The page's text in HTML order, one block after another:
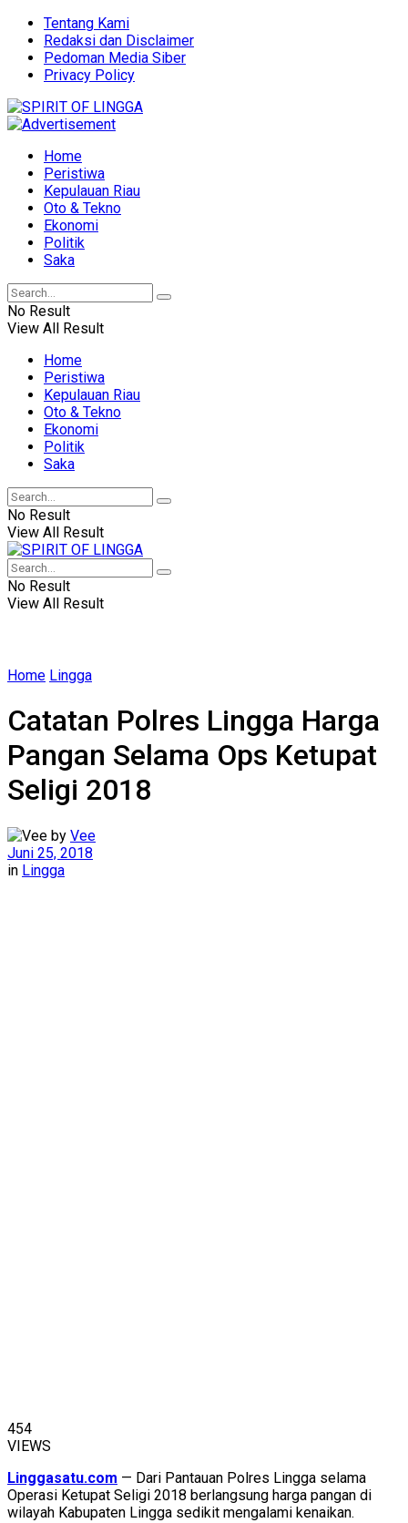
Tentang Kami
Redaksi dan Disclaimer
Pedoman Media Siber
Privacy Policy
Home
Peristiwa
Kepulauan Riau
Oto & Tekno
Ekonomi
Politik
Saka
No Result
View All Result
Home
Peristiwa
Kepulauan Riau
Oto & Tekno
Ekonomi
Politik
Saka
No Result
View All Result
No Result
View All Result
Home Lingga
Catatan Polres Lingga Harga
Pangan Selama Ops Ketupat
Seligi 2018
by Vee
Juni 25, 2018
in Lingga
454
VIEWS
Linggasatu.com — Dari Pantauan Polres Lingga selama
Operasi Ketupat Seligi 2018 berlangsung harga pangan di
wilayah Kabupaten Lingga sedikit mengalami kenaikan.